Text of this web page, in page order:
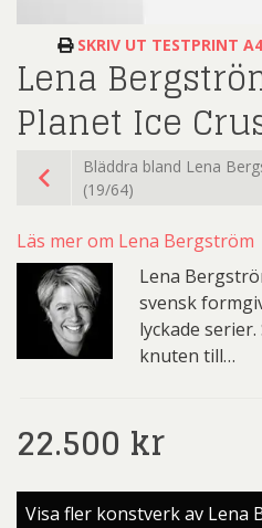
SKRIV UT TESTPRINT A4
Lena
Planet Ice
Bläddra bland Lena
(19/64)
Läs mer om Lena Bergström
Lena
svensk
lyckade
knuten till…
22.500 kr
Visa fler konstverk av Lena